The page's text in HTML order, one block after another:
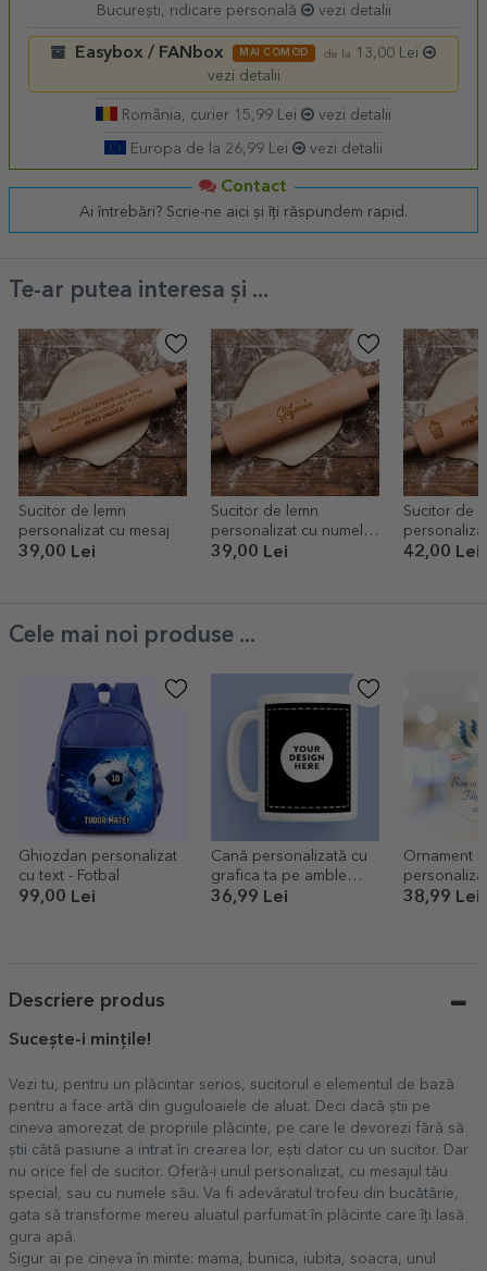
București, ridicare personală vezi detalii
Easybox / FANbox MAI COMOD de la
13,00 Lei
vezi detalii
România, curier 15,99 Lei vezi detalii
Europa de la 26,99 Lei vezi detalii
Contact
Ai întrebări? Scrie-ne aici și îți răspundem rapid.
Te-ar putea interesa și ...
Sucitor de lemn
personalizat cu mesaj
39,00 Lei
Sucitor de lemn
personalizat cu numele
tău
39,00 Lei
Sucitor de
brioșelor
42,00 Lei
Cele mai noi produse ...
Ghiozdan personalizat
cu text - Fotbal
99,00 Lei
Cană personalizată cu
grafica ta pe amble
părți
36,99 Lei
Ornament
Bine ai
38,99 Lei
Descriere produs
Sucește-i mințile!
Vezi tu, pentru un plăcintar serios, sucitorul e elementul de bază
pentru a face artă din guguloaiele de aluat. Deci dacă știi pe
cineva amorezat de propriile plăcinte, pe care le devorezi fără să
știi câtă pasiune a intrat în crearea lor, ești dator cu un sucitor. Dar
nu orice fel de sucitor. Oferă-i unul personalizat, cu mesajul tău
special, sau cu numele său. Va fi adevăratul trofeu din bucătărie,
gata să transforme mereu aluatul parfumat în plăcinte care îți lasă
gura apă.
Sigur ai pe cineva în minte: mama, bunica, iubita, soacra, unul